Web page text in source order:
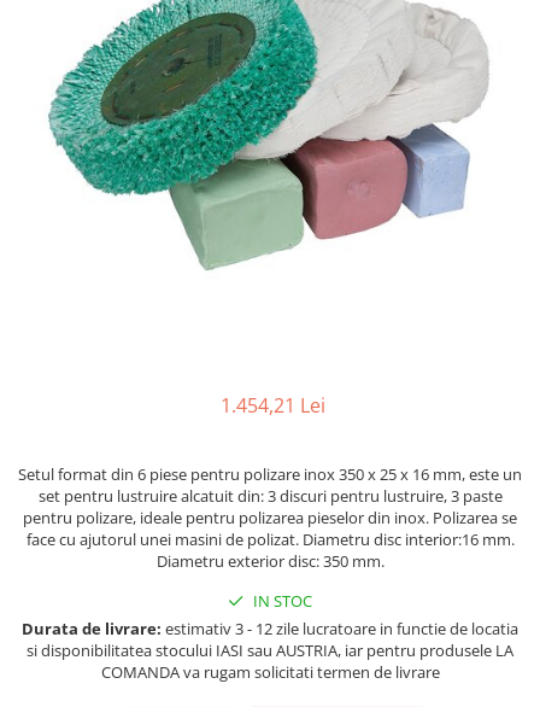
dubla semiautomate
Ferastraie prelucrare metal cu
banda si taiere dubla
Ferastraie verticale
Strunguri pentru metal
Strunguri CNC
Strunguri cu cutie de viteze
Strunguri cu surub de ghidare
Strunguri universale cu viteza
Masini de gaurit - Vario - cu masa
si coloana
Masini de gaurit cu angrenaj, masa
Masini de gaurit cu coloana
Masini de gaurit cu coloana si cap
de actionare
1.454,21 Lei
Setul format din 6 piese pentru polizare inox 350 x 25 x 16 mm, este un
set pentru lustruire alcatuit din: 3 discuri pentru lustruire, 3 paste
pentru polizare, ideale pentru polizarea pieselor din inox. Polizarea se
face cu ajutorul unei masini de polizat. Diametru disc interior:16 mm.
Diametru exterior disc: 350 mm.
IN STOC
Durata de livrare: estimativ 3 - 12 zile lucratoare in functie de locatia
si disponibilitatea stocului IASI sau AUSTRIA, iar pentru produsele LA
COMANDA va rugam solicitati termen de livrare